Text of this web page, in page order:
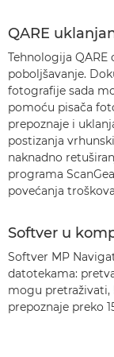
QARE
Tehnologija
poboljšavanje.
fotografije sada
pomoću pisača
prepoznaje i
postizanja
naknadno
programa
povećanja
Softver u
Softver MP
datotekama:
mogu pretraživati,
prepoznaje preko